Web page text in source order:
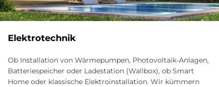
Elektrotechnik
Ob Installation von Wärmepumpen, Photovoltaik-Anlagen,
Batteriespeicher oder Ladestation (Wallbox), ob Smart
Home oder klassische Elektroinstallation. Wir kümmern